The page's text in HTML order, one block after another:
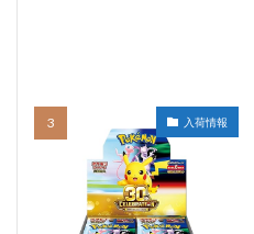
入荷情報